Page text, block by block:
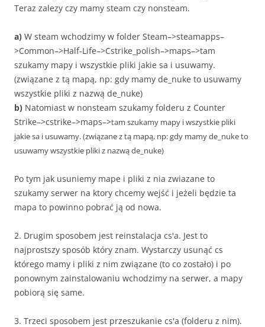
Teraz zalezy czy mamy steam czy nonsteam.
a) W steam wchodzimy w folder Steam–>steamapps–
>Common–>Half-Life–>Cstrike_polish–>maps–>tam
szukamy mapy i wszystkie pliki jakie sa i usuwamy.
(związane z tą mapą, np: gdy mamy de_nuke to usuwamy
wszystkie pliki z nazwą de_nuke)
b) Natomiast w nonsteam szukamy folderu z Counter
Strike–>cstrike–>maps–>tam szukamy mapy i wszystkie pliki
jakie sa i usuwamy. (związane z tą mapą, np: gdy mamy de_nuke to
usuwamy wszystkie pliki z nazwą de_nuke)
Po tym jak usuniemy mape i pliki z nia zwiazane to
szukamy serwer na ktory chcemy wejść i jeżeli będzie ta
mapa to powinno pobrać ją od nowa.
2. Drugim sposobem jest reinstalacja cs'a. Jest to
najprostszy sposób który znam. Wystarczy usunąć cs
którego mamy i pliki z nim związane (to co zostało) i po
ponownym zainstalowaniu wchodzimy na serwer, a mapy
pobiorą się same.
3. Trzeci sposobem jest przeszukanie cs'a (folderu z nim).